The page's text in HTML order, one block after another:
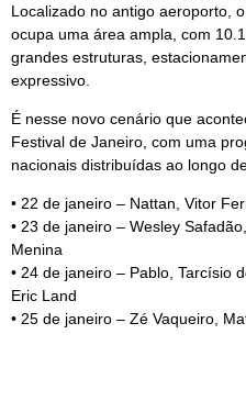
Localizado no antigo aeroporto,
ocupa uma área ampla, com
grandes estruturas,
expressivo.
É nesse novo cenário que
Festival de Janeiro, com uma
nacionais distribuídas ao longo
• 22 de janeiro – Nattan, Vitor
• 23 de janeiro – Wesley
Menina
• 24 de janeiro – Pablo, Tarcísio
Eric Land
• 25 de janeiro – Zé Vaqueiro,